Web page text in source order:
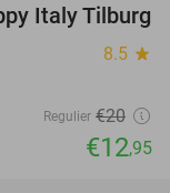
35%
Italy Tilburg
8.5 star
Regulier €20
€12,95